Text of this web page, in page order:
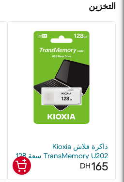
التخزين
ذاكرة فلاش Kioxia
TransMemory U202 سعة 128
الأبيض
165
DH